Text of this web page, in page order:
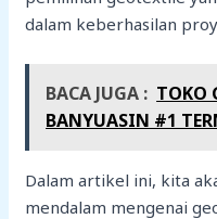
dalam keberhasilan
BACA JUGA : TOKO
BANYUASIN #1
Dalam artikel ini, kita
mendalam mengenai